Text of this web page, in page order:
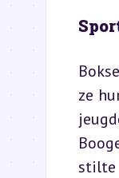
ze
stilte